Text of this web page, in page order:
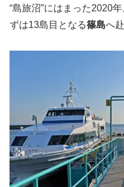
“島旅沼”にはまった2020
ずは13島目となる篠島へ